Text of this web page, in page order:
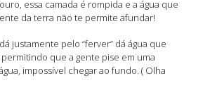
essa camada é rompida e a água que
da terra não te permite afundar!
justamente pelo “ferver” dá água que
que a gente pise em uma
impossível chegar ao fundo. ( Olha